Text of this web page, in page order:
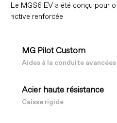
Le MGS6 EV a été conçu pour
active renforcée
MG Pilot Custom
Aides à la conduite avancées
Acier haute résistance
Caisse rigide